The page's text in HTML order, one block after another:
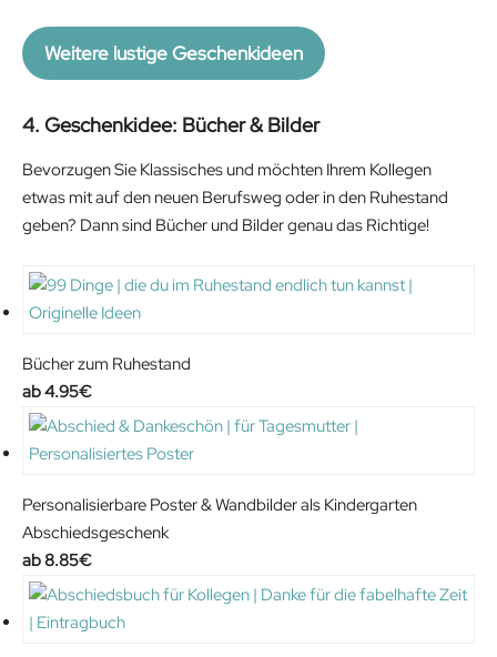
Weitere lustige Geschenkideen
4. Geschenkidee: Bücher & Bilder
Bevorzugen Sie Klassisches und möchten Ihrem Kollegen
etwas mit auf den neuen Berufsweg oder in den Ruhestand
geben? Dann sind Bücher und Bilder genau das Richtige!
Bücher zum Ruhestand
4.95€
Personalisierbare Poster & Wandbilder als Kindergarten
Abschiedsgeschenk
8.85€